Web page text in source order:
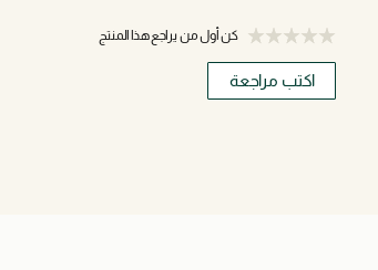
كن أول من يراجع هذا المنتج
اكتب مراجعة